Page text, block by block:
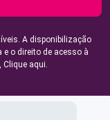
A disponibilização
o direito de acesso à
Clique aqui.